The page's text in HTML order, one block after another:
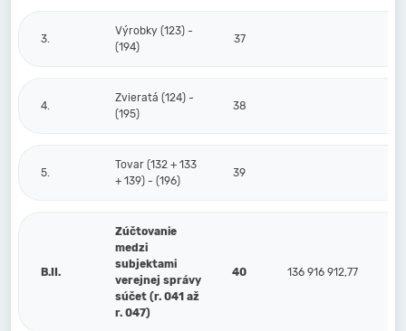
3.
Výrobky (123) -
(194)
37
4.
Zvieratá (124) -
(195)
38
5.
Tovar (132 + 133
+ 139) - (196)
39
B.II.
Zúčtovanie
medzi
subjektami
verejnej správy
súčet (r. 041 až
r. 047)
40 136 916 912,77